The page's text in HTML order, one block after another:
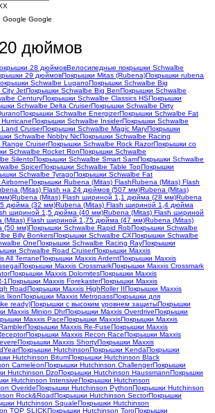
Google
дюймов
28 дюймовВелосипедные покрышки Schwalbe
29 дюймовПокрышки Mitas (Rubena)Покрышки rubena
Schwalbe LuganoПокрышки Schwalbe Big
JetПокрышки Schwalbe Big BenПокрышки Schwalbe
CenturyПокрышки Schwalbe Classics HSПокрышки
Schwalbe Delta CruiserПокрышки Schwalbe Dirty
Покрышки Schwalbe EnergizerПокрышки Schwalbe Fat
Покрышки Schwalbe InsiderПокрышки Schwalbe
CruiserПокрышки Schwalbe Magic MaryПокрышки
Schwalbe Nobby NicПокрышки Schwalbe Racing
CruiserПокрышки Schwalbe Rock RazorПокрышки со
Schwalbe Rocket RonПокрышки Schwalbe
SilentoПокрышки Schwalbe Smart SamПокрышки Schwalbe
SpicerПокрышки Schwalbe Table TopПокрышки
Schwalbe TyragoПокрышки Schwalbe Fat
Покрышки Rubena (Mitas) FlashRubena (Mitas) Flash
(Mitas) Flash на 24 дюймов (507 мм)Rubena (Mitas)
Rubena (Mitas) Flash шириной 1,1 дюйма (28 мм)Rubena
дюйма (32 мм)Rubena (Mitas) Flash шириной 1,4 дюйма
шириной 1,5 дюйма (40 мм)Rubena (Mitas) Flash шириной
(Mitas) Flash шириной 1,75 дюйма (47 мм)Rubena (Mitas)
(50 мм)Покрышки Schwalbe Rapid RobПокрышки Schwalbe
Billy BonkersПокрышки Schwalbe CXПокрышки Schwalbe
OneПокрышки Schwalbe Racing RayПокрышки
Schwalbe Road CruiserПокрышки Maxxis
All TerraneПокрышки Maxxis ArdentПокрышки Maxxis
Покрышки Maxxis CrossmarkПокрышки Maxxis Crossmark
Покрышки Maxxis DolomitesПокрышки Maxxis
1Покрышки Maxxis ForekasterПокрышки Maxxis
RoadПокрышки Maxxis HighRoller IIПокрышки Maxxis
IkonПокрышки Maxxis MetropassПокрышки для
ready)Покрышки с высоким уровнем защитыПокрышки
Maxxis Minion DhrПокрышки Maxxis OverdriveПокрышки
Maxxis PaceПокрышки MaxxisПокрышки Maxxis
Покрышки Maxxis Re-FuseПокрышки Maxxis
Покрышки Maxxis Recon RaceПокрышки Maxxis
Покрышки Maxxis ShortyПокрышки Maxxis
Покрышки HutchinsonПокрышки KendaПокрышки
Hutchinson BitumПокрышки Hutchinson Black
CameleonПокрышки Hutchinson ChallengerПокрышки
Hutchinson DzoПокрышки Hutchinson HaussmannПокрышки
Hutchinson IntensiveПокрышки Hutchinson
OverideПокрышки Hutchinson PythonПокрышки Hutchinson
Rock&RoadПокрышки Hutchinson SectorПокрышки
Hutchinson SqualeПокрышки Hutchinson
TOP SLICKПокрышки Hutchinson ToroПокрышки